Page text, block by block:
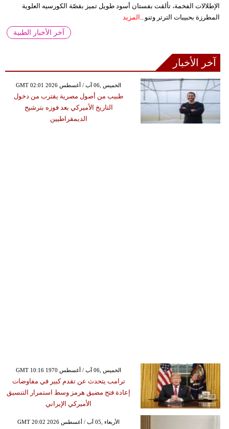
الإطلالات الفخمة، تألقت بفستان أسود طويل تميز بقصّة الكورسيه العلوية
المطرزة بحبيبات الترتر وتنو... المزيد
آخر الأخبار الطبية
آخر الأخبار
GMT 02:01 2026 الخميس ,06 آب / أغسطس
طبيب من أصول مصرية يقترب من دخول
التاريخ الأميركي بعد فوزه بترشيح
الديمقراطيين
GMT 10:16 1970 الخميس ,06 آب / أغسطس
ترامب يتحدث عن تقدم كبير في مفاوضات
إعادة فتح مضيق هرمز وسط استمرار التنسيق
الأميركي الإيراني
GMT 20:02 2026 الأربعاء ,05 آب / أغسطس